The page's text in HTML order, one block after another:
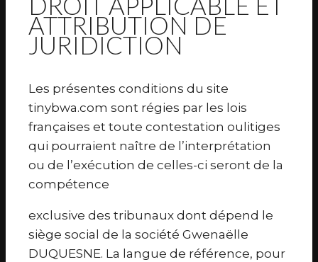
ATTRIBUTION DE
JURIDICTION
Les présentes conditions du site
tinybwa.com sont régies par les lois
françaises et toute contestation oulitiges
qui pourraient naître de l’interprétation
ou de l’exécution de celles-ci seront de la
compétence
exclusive des tribunaux dont dépend le
siège social de la société Gwenaëlle
DUQUESNE. La langue de référence, pour